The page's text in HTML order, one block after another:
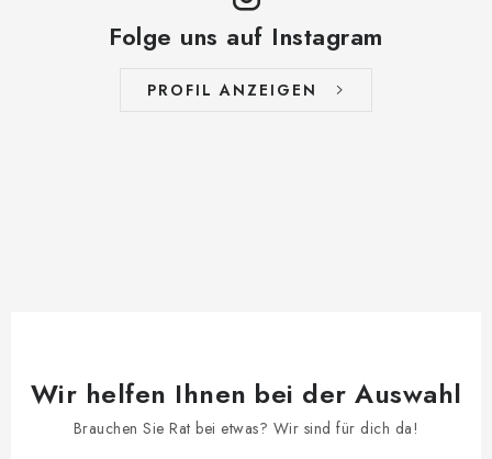
Folge uns auf Instagram
PROFIL ANZEIGEN
Wir helfen Ihnen bei der Auswahl
Brauchen Sie Rat bei etwas? Wir sind für dich da!